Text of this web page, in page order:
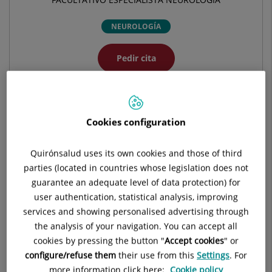
NEUROLOGÍA
Pedir cita
Pide cita con este profesional en otros hospitales:
C/ Diego de Velázquez, 1
28223 Pozuelo de Alarcón Madrid
914 521 900
Cookies configuration
Quirónsalud uses its own cookies and those of third
parties (located in countries whose legislation does not
guarantee an adequate level of data protection) for
user authentication, statistical analysis, improving
services and showing personalised advertising through
the analysis of your navigation. You can accept all
cookies by pressing the button "Accept cookies" or
configure/refuse them their use from this Settings. For
more information click here: Cookie policy